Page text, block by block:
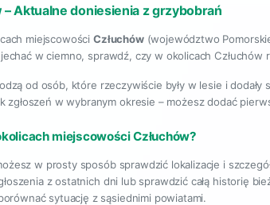
– Aktualne doniesienia z grzybobrań
miejscowości Człuchów(województwo
w ciemno, sprawdź, czy w okolicach
od osób, które rzeczywiście były w lesie i
zgłoszeń w wybranym okresie – możesz dodać
miejscowości Człuchów?
w prosty sposób sprawdzić lokalizacje i
z ostatnich dni lub sprawdzić całą historię
sytuację z sąsiednimi powiatami.